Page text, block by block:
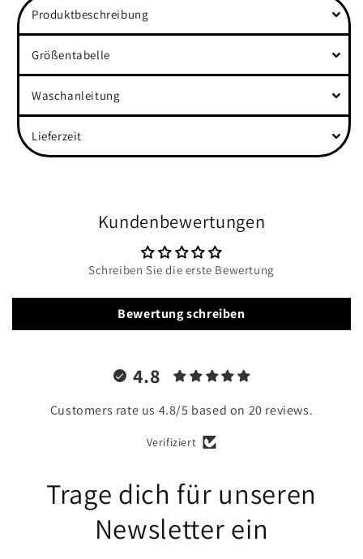
Sleeves
Shirt
Sleeves
Shirt
Produktbeschreibung
Größentabelle
Waschanleitung
Lieferzeit
Kundenbewertungen
Schreiben Sie die erste Bewertung
Bewertung schreiben
4.8
Customers rate us 4.8/5 based on 20 reviews.
Verifiziert
Trage dich für unseren
Newsletter ein